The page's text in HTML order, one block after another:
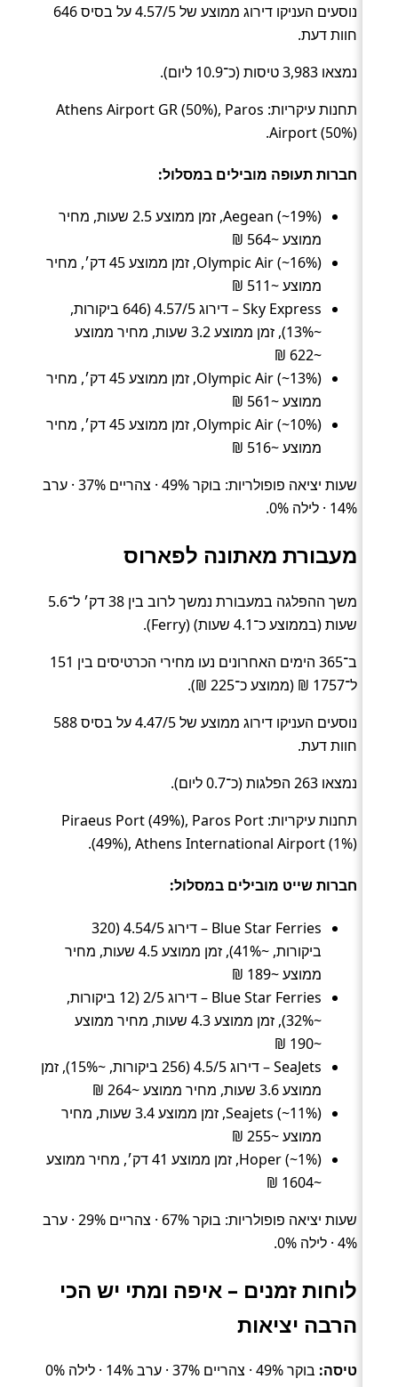
נוסעים העניקו דירוג ממוצע של 4.57/5 על בסיס 646
חוות דעת.
נמצאו 3,983 טיסות (כ־10.9 ליום).
תחנות עיקריות: Athens Airport GR (50%), Paros
Airport (50%).
חברות תעופה מובילים במסלול:
Aegean (~19%), זמן ממוצע 2.5 שעות, מחיר
ממוצע ~564 ₪
Olympic Air (~16%), זמן ממוצע 45 דק׳, מחיר
ממוצע ~511 ₪
Sky Express – דירוג 4.57/5 (646 ביקורות,
~13%), זמן ממוצע 3.2 שעות, מחיר ממוצע
~622 ₪
Olympic Air (~13%), זמן ממוצע 45 דק׳, מחיר
ממוצע ~561 ₪
Olympic Air (~10%), זמן ממוצע 45 דק׳, מחיר
ממוצע ~516 ₪
שעות יציאה פופולריות: בוקר 49% · צהריים 37% · ערב
14% · לילה 0%.
מעבורת מאתונה לפארוס
משך ההפלגה במעבורת נמשך לרוב בין 38 דק׳ ל־5.6
שעות (בממוצע כ־4.1 שעות) (Ferry).
ב־365 הימים האחרונים נעו מחירי הכרטיסים בין 151
ל־1757 ₪ (ממוצע כ־225 ₪).
נוסעים העניקו דירוג ממוצע של 4.47/5 על בסיס 588
חוות דעת.
נמצאו 263 הפלגות (כ־0.7 ליום).
תחנות עיקריות: Piraeus Port (49%), Paros Port
(49%), Athens International Airport (1%).
חברות שייט מובילים במסלול:
Blue Star Ferries – דירוג 4.54/5 (320
ביקורות, ~41%), זמן ממוצע 4.5 שעות, מחיר
ממוצע ~189 ₪
Blue Star Ferries – דירוג 2/5 (12 ביקורות,
~32%), זמן ממוצע 4.3 שעות, מחיר ממוצע
~190 ₪
SeaJets – דירוג 4.5/5 (256 ביקורות, ~15%), זמן
ממוצע 3.6 שעות, מחיר ממוצע ~264 ₪
Seajets (~11%), זמן ממוצע 3.4 שעות, מחיר
ממוצע ~255 ₪
Hoper (~1%), זמן ממוצע 41 דק׳, מחיר ממוצע
~1604 ₪
שעות יציאה פופולריות: בוקר 67% · צהריים 29% · ערב
4% · לילה 0%.
לוחות זמנים – איפה ומתי יש הכי
הרבה יציאות
טיסה: בוקר 49% · צהריים 37% · ערב 14% · לילה 0%